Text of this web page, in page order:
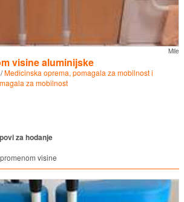
Mile
visine aluminijske
/Medicinska oprema, pomagala za mobilnost i
za mobilnost
za hodanje
visine